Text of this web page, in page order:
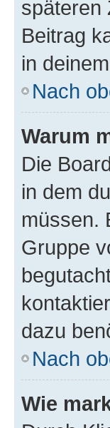
späteren
Beitrag
in
Nach
Warum
Die
in dem
müssen.
Gruppe
dazu
Nach
Wie